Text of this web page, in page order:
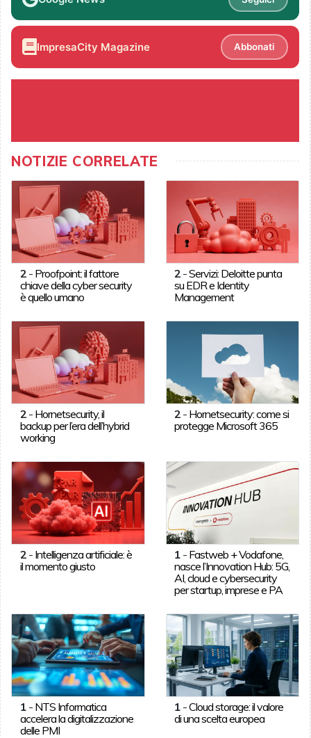
ImpresaCity Magazine Abbonati
NOTIZIE CORRELATE
2- Proofpoint: il fattore
chiave della cyber security
è quello umano
2 -Servizi: Deloitte punta
su EDR e Identity
Management
2- Hornetsecurity, il
backup per l’era dell’hybrid
working
2 - Hornetsecurity: come si
protegge Microsoft 365
2- Intelligenza artificiale: è
il momento giusto
1 - Fastweb + Vodafone,
nasce l’Innovation Hub: 5G,
AI, cloud e cybersecurity
per startup, imprese e PA
1- NTS Informatica
accelera la digitalizzazione
delle PMI
1 -Cloud storage: il valore
di una scelta europea